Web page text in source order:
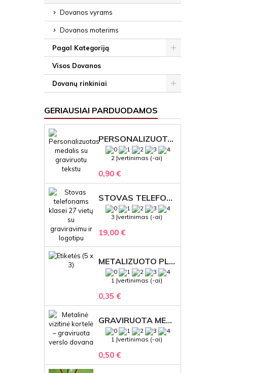
Dovanos vyrams
Dovanos moterims
Pagal Kategoriją
Visos Dovanos
Dovanų rinkiniai
GERIAUSIAI PARDUODAMOS
PERSONALIZUOTAS MEDALIS "1" SU GRAVIRUOTU TEKSTU
2 Įvertinimas (-ai)
0,90 €
STOVAS TELEFONAMS KLASEI (27 VIETOS) – GRAVIRUOJAMAS ORGANIZATORIUS
3 Įvertinimas (-ai)
19,00 €
METALIZUOTO PLASTIKO ETIKETĖS SU GRAVIRUOTU TEKSTU -LOGOTIPU
1 Įvertinimas (-ai)
0,35 €
GRAVIRUOTA METALINĖ VIZITINĖ KORTELĖ SU LOGOTIPU – REPREZENTACINĖ VERSLO DOVANA
1 Įvertinimas (-ai)
0,50 €